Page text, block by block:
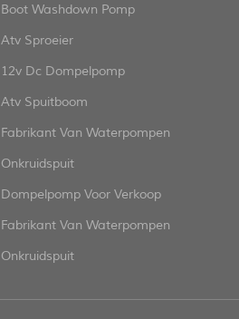
Boot Washdown Pomp
Atv Sproeier
12v Dc Dompelpomp
Atv Spuitboom
Fabrikant Van Waterpompen
Onkruidspuit
Dompelpomp Voor Verkoop
Fabrikant Van Waterpompen
Onkruidspuit